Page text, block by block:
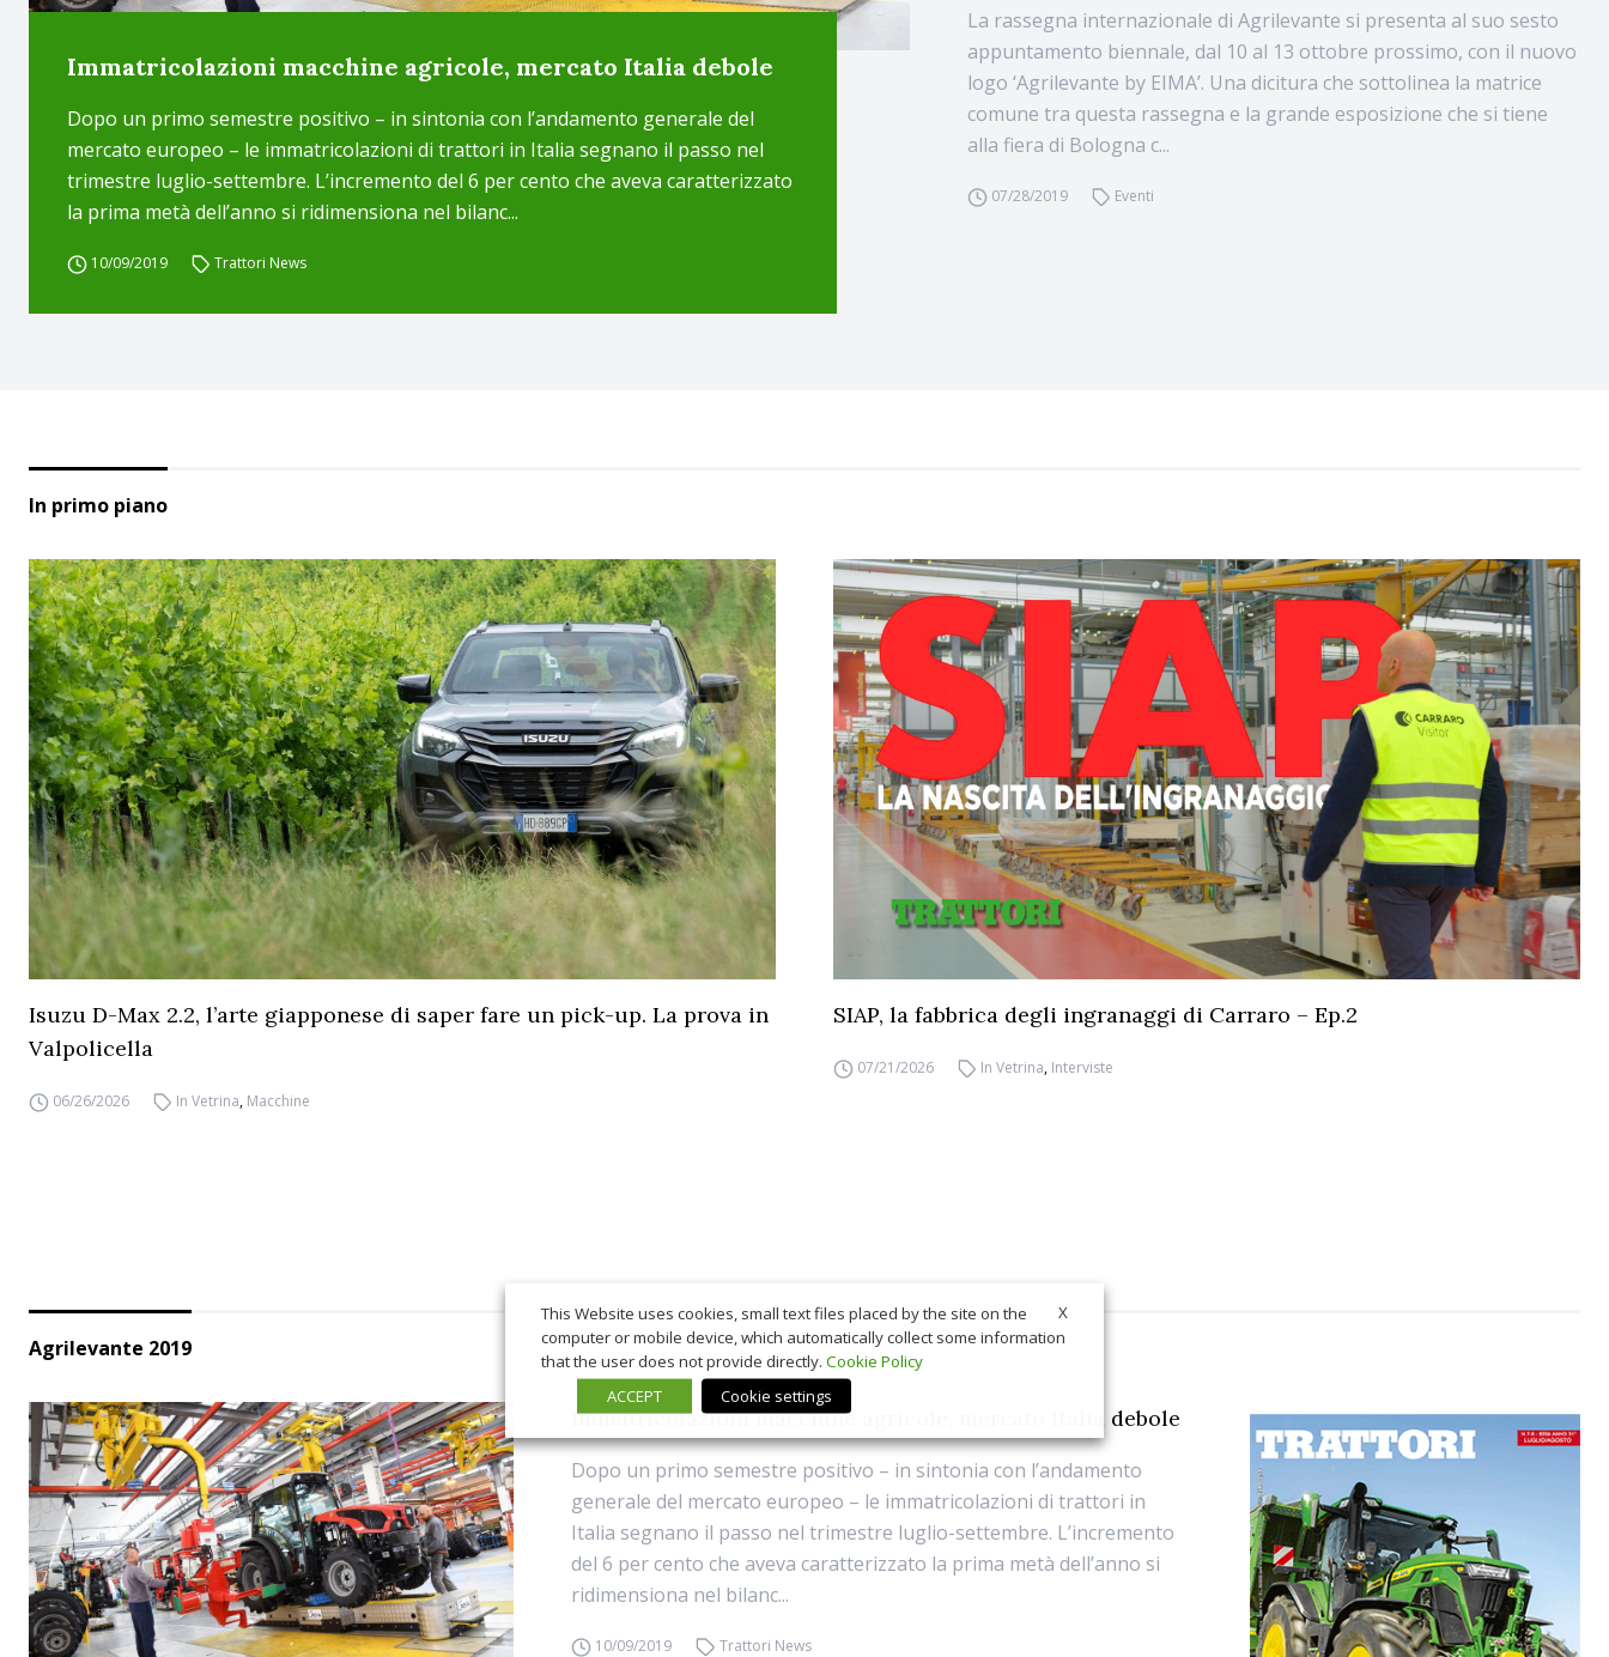
Immatricolazioni macchine agricole, mercato Italia debole
Dopo un primo semestre positivo – in sintonia con l’andamento generale del
mercato europeo – le immatricolazioni di trattori in Italia segnano il passo nel
trimestre luglio-settembre. L’incremento del 6 per cento che aveva caratterizzato
la prima metà dell’anno si ridimensiona nel bilanc...
10/09/2019 Trattori News
La rassegna internazionale di Agrilevante si presenta al suo sesto
appuntamento biennale, dal 10 al 13 ottobre prossimo, con il nuovo
logo ‘Agrilevante by EIMA’. Una dicitura che sottolinea la matrice
comune tra questa rassegna e la grande esposizione che si tiene
alla fiera di Bologna c...
07/28/2019 Eventi
In primo piano
Isuzu D-Max 2.2, l’arte giapponese di saper fare un pick-up. La prova in
Valpolicella
06/26/2026 In Vetrina, Macchine
SIAP, la fabbrica degli ingranaggi di Carraro – Ep.2
07/21/2026 In Vetrina, Interviste
Agrilevante 2019
Immatricolazioni macchine agricole, mercato Italia debole
Dopo un primo semestre positivo – in sintonia con l’andamento
generale del mercato europeo – le immatricolazioni di trattori in
Italia segnano il passo nel trimestre luglio-settembre. L’incremento
del 6 per cento che aveva caratterizzato la prima metà dell’anno si
ridimensiona nel bilanc...
10/09/2019 Trattori News
X
This Website uses cookies, small text files placed by the site on the
computer or mobile device, which automatically collect some information
that the user does not provide directly. Cookie Policy
ACCEPT
Cookie settings